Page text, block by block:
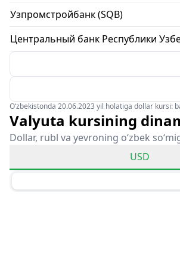
Узпромстройбанк (SQB)
Центральный банк Республики
O‘zbekistonda 20.06.2023 yil holatiga dollar kursi:
Valyuta kursining
Dollar, rubl va yevroning o‘zbek
USD